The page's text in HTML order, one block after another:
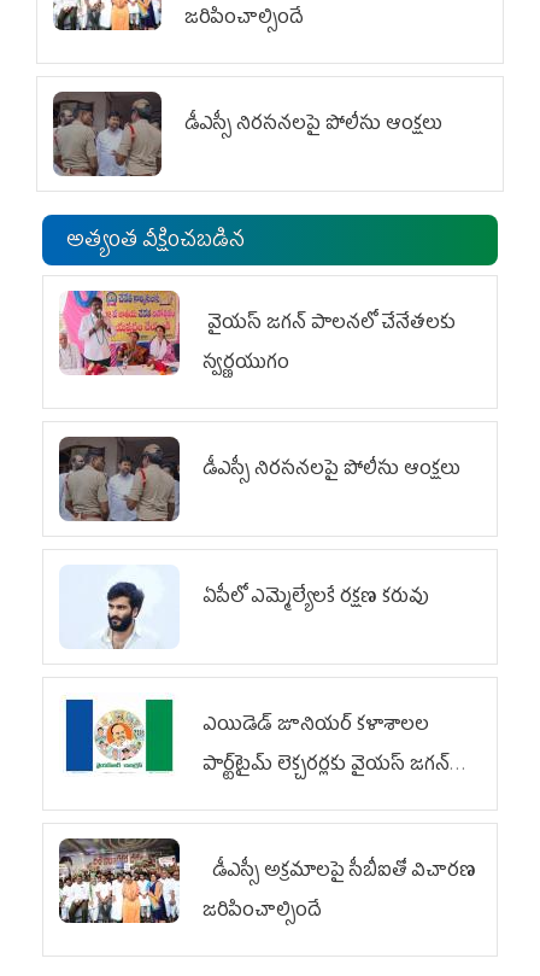
జరిపించాల్సిందే
డీఎస్సీ నిరసనలపై పోలీసు ఆంక్షలు
అత్యంత వీక్షించబడిన
వైయ‌స్ జగన్ పాలనలో చేనేతలకు
స్వర్ణయుగం
డీఎస్సీ నిరసనలపై పోలీసు ఆంక్షలు
ఏపీలో ఎమ్మెల్యేల‌కే ర‌క్ష‌ణ క‌రువు
ఎయిడెడ్‌ జూనియర్‌ కళాశాలల
పార్ట్‌టైమ్‌ లెక్చరర్లకు వైయ‌స్ జగన్
భరోసా
డీఎస్సీ అక్రమాలపై సీబీఐతో విచారణ
జరిపించాల్సిందే